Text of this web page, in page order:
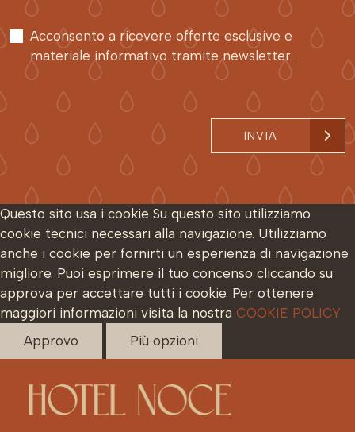
Acconsento a ricevere offerte esclusive e
materiale informativo tramite newsletter.
INVIA
Questo sito usa i cookie Su questo sito utilizziamo
cookie tecnici necessari alla navigazione. Utilizziamo
anche i cookie per fornirti un esperienza di navigazione
migliore. Puoi esprimere il tuo concenso cliccando su
approva per accettare tutti i cookie. Per ottenere
maggiori informazioni visita la nostra COOKIE POLICY
Approvo
Più opzioni